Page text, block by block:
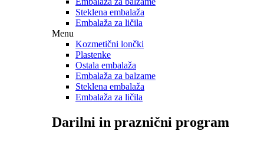
Steklena embalaža
Embalaža za ličila
Menu
Kozmetični lončki
Plastenke
Ostala embalaža
Embalaža za balzame
Steklena embalaža
Embalaža za ličila
Darilni in praznični program